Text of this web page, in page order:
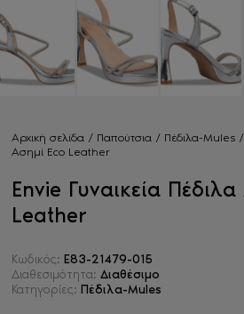
Αρχική σελίδα/ Παπούτσια/ Πέδιλα-Mules/
Ασημί Eco Leather
Envie Γυναικεία
Leather
Κωδικός: E83-21479-015
Διαθεσιμότητα: Διαθέσιμο
Κατηγορίες: Πέδιλα-Mules